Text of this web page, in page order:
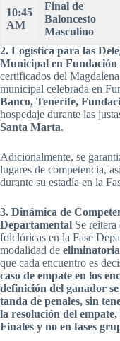
10:45
AM
Final de
Baloncesto
Masculino
2. Logística para las
Municipal en Fundación
certificados del
municipal celebrada en
Banco, Tenerife,
hospedaje durante las
Santa Marta.
Adicionalmente, se
lugares de competencia,
durante su estadía en la
3. Dinámica de
Departamental Se
folclóricas en la Fase
modalidad de
que cada encuentro es
caso de empate en los
definición del ganador
tanda de penales, sin
la resolución del
Finales y no en fases